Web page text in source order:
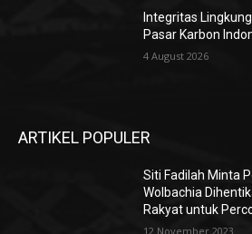
Integritas
Pasar Karbon
4 August 2026
ARTIKEL POPULER
Siti Fadilah Minta
Wolbachia
Rakyat untuk
12 November 2023